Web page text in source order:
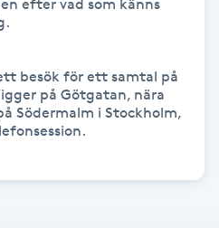
efter vad som känns
besök för ett samtal på
på Götgatan, nära
Södermalm i Stockholm,